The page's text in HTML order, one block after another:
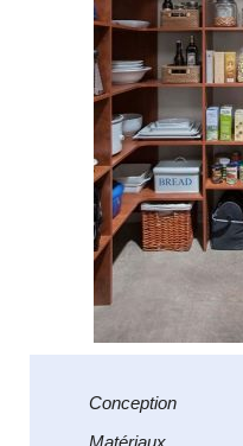
Conception
Matériaux